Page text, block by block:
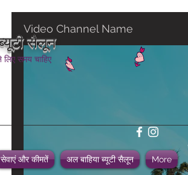
सैलून
समय चाहिए
सेवाएं और कीमतें अल बाहिया ब्यूटी सैलून More
Video Channel Name